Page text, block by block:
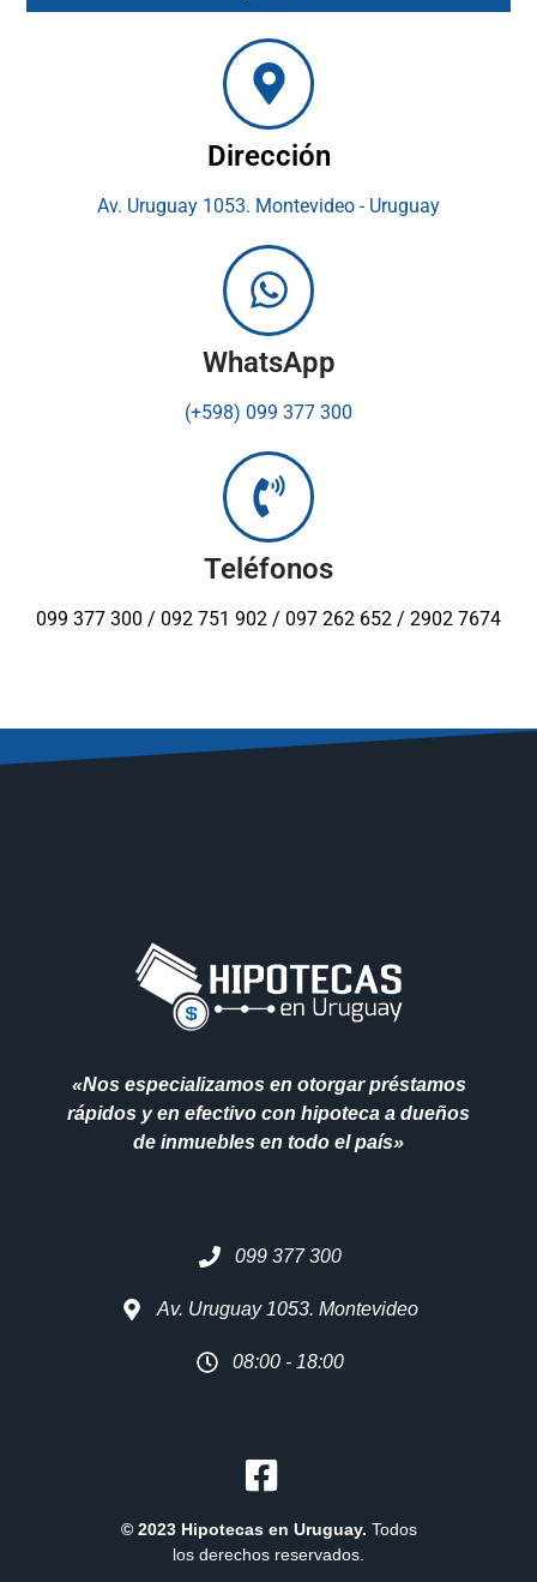
Dirección
Av. Uruguay 1053. Montevideo - Uruguay
WhatsApp
(+598) 099 377 300
Teléfonos
099 377 300 / 092 751 902 / 097 262 652 / 2902 7674
«Nos especializamos en otorgar préstamos
rápidos y en efectivo con hipoteca a dueños
de inmuebles en todo el país»
099 377 300
Av. Uruguay 1053. Montevideo
08:00 - 18:00
© 2023 Hipotecas en Uruguay. Todos
los derechos reservados.